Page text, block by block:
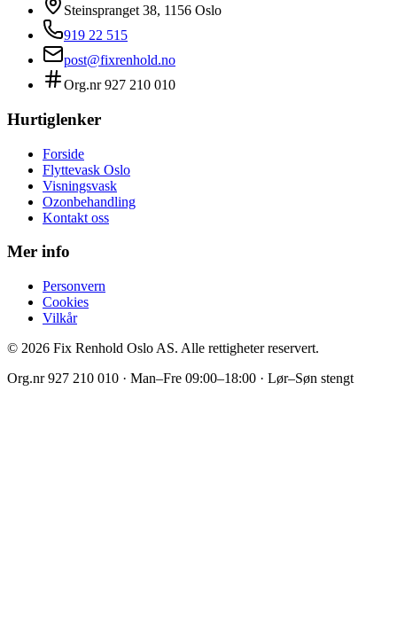
Steinspranget 38, 1156 Oslo
919 22 515
post@fixrenhold.no
Org.nr927 210 010
Hurtiglenker
Forside
Flyttevask Oslo
Visningsvask
Ozonbehandling
Kontakt oss
Mer info
Personvern
Cookies
Vilkår
© 2026 Fix Renhold Oslo AS. Alle rettigheter reservert.
Org.nr927 210 010 · Man–Fre 09:00–18:00 · Lør–Søn stengt